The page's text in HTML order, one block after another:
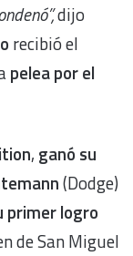
dijo
recibió el
pelea por el
, ganó su
(Dodge)
primer logro
de San Miguel